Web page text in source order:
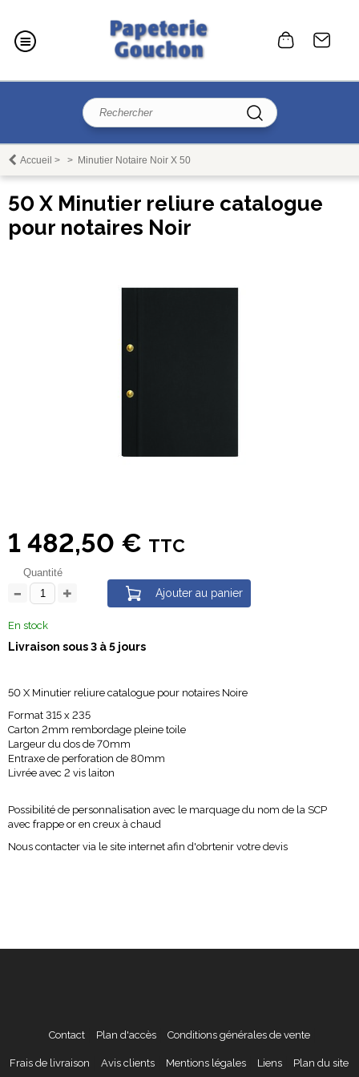
Accueil > > Minutier Notaire Noir X 50
50 X Minutier reliure catalogue
pour notaires Noir
1 482,50 € TTC
Quantité
Ajouter au panier
En stock
Livraison sous 3 à 5 jours
50 X Minutier reliure catalogue pour notaires Noire
Format 315 x 235
Carton 2mm rembordage pleine toile
Largeur du dos de 70mm
Entraxe de perforation de 80mm
Livrée avec 2 vis laiton
Possibilité de personnalisation avec le marquage du nom de la SCP
avec frappe or en creux à chaud
Nous contacter via le site internet afin d'obrtenir votre devis
Contact Plan d'accès Conditions générales de vente
Frais de livraison Avis clients Mentions légales Liens Plan du site